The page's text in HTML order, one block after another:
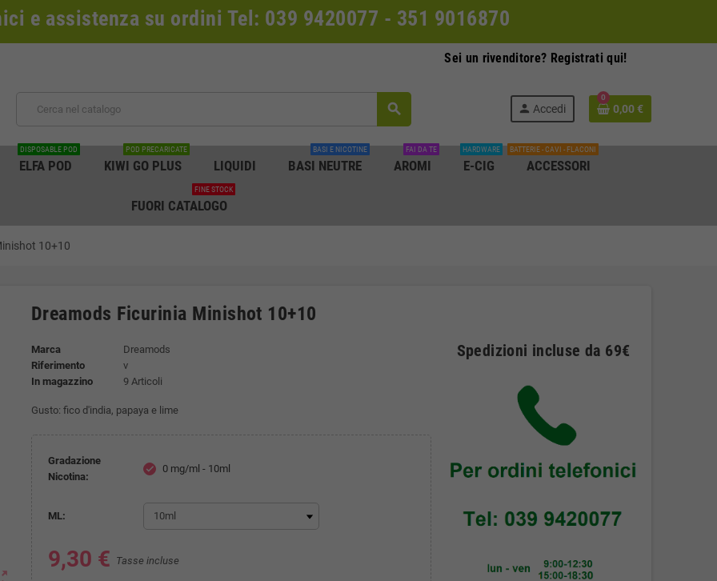
e assistenza su ordini Tel: 039 9420077 - 351 9016870
Sei un rivenditore? Registrati qui!
search person Accedi
0
0,00 €
ELFA POD
DISPOSABLE POD
KIWI GO PLUS
POD PRECARICATE
LIQUIDI BASI NEUTRE
BASI E NICOTINE
AROMI
FAI DA TE
E-CIG
HARDWARE
ACCESSORI
BATTERIE - CAVI - FLACONI
FUORI CATALOGO
FINE STOCK
10+10
Dreamods Ficurinia Minishot 10+10
Marca
Dreamods
Riferimento
v
In magazzino
9 Articoli
Gusto: fico d'india, papaya e lime
Gradazione
Nicotina:
check 0 mg/ml - 10ml
ML:
9,30 € Tasse incluse
Spedizioni incluse da 69€